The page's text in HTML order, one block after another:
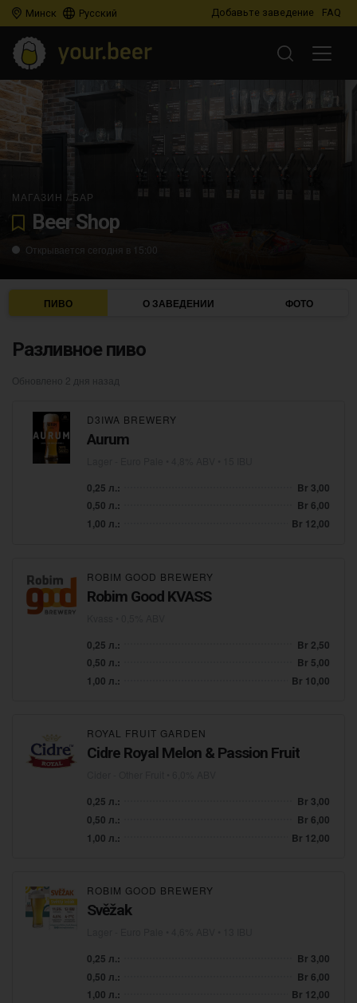
Минск Русский Добавьте заведение FAQ
МАГАЗИН / БАР
Beer Shop
Открывается сегодня в 15:00
ПИВО О ЗАВЕДЕНИИ ФОТО
Разливное пиво
Обновлено 2 дня назад
D3IWA BREWERY
Aurum
0,25 л.:
Br 3,00
0,50 л.:
Br 6,00
1,00 л.:
Br 12,00
ROBIM GOOD BREWERY
Robim Good KVASS
0,25 л.:
Br 2,50
0,50 л.:
Br 5,00
1,00 л.:
Br 10,00
ROYAL FRUIT GARDEN
Cidre Royal Melon & Passion Fruit
0,25 л.:
Br 3,00
0,50 л.:
Br 6,00
1,00 л.:
Br 12,00
ROBIM GOOD BREWERY
Svěžak
0,25 л.:
Br 3,00
0,50 л.:
Br 6,00
1,00 л.:
Br 12,00